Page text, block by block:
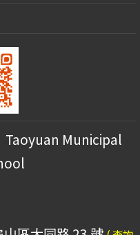
Taoyuan Municipal